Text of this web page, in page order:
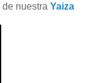
de nuestra Yaiza